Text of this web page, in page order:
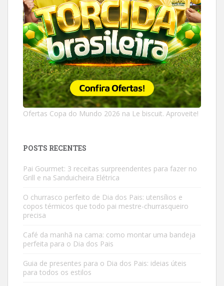
Ofertas Copa do Mundo 2026 na Le biscuit. Aproveite!
POSTS RECENTES
Pai Gourmet: 3 receitas surpreendentes para fazer no
Grill e na Sanduicheira Elétrica
O churrasco perfeito de Dia dos Pais: utensílios e
copos térmicos que todo pai mestre-churrasqueiro
precisa
Café da manhã na cama: como montar uma bandeja
perfeita para o Dia dos Pais
Guia de presentes para o Dia dos Pais: ideias úteis
para todos os estilos